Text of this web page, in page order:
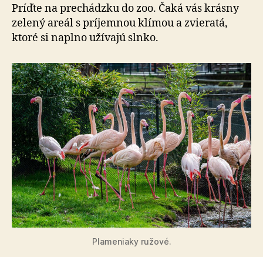
Príďte na prechádzku do zoo. Čaká vás krásny
zelený areál s príjemnou klímou a zvieratá,
ktoré si naplno užívajú slnko.
Plameniaky ružové.